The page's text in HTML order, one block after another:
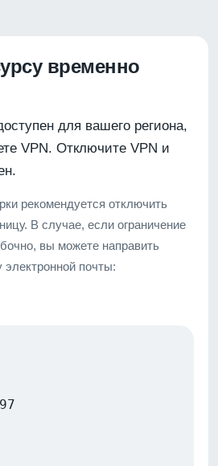
временно
для вашего региона,
VPN. Отключите VPN и
рекомендуется отключить
В случае, если ограничение
вы можете направить
почты: